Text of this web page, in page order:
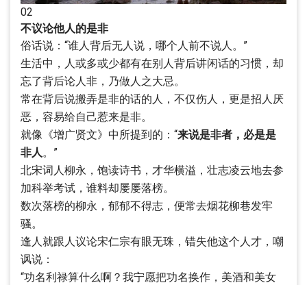
02
不议论他人的是非
俗话说：“谁人背后无人说，哪个人前不说人。”
生活中，人或多或少都有在别人背后讲闲话的习惯，却
忘了背后论人非，乃做人之大忌。
常在背后说搬弄是非的话的人，不仅伤人，更是招人厌
恶，容易给自己惹来是非。
就像《增广贤文》中所提到的：“来说是非者，必是是
非人。”
北宋词人柳永，饱读诗书，才华横溢，壮志凌云地去参
加科举考试，谁料却屡屡落榜。
数次落榜的柳永，郁郁不得志，便常去烟花柳巷发牢
骚。
逢人就跟人议论宋仁宗有眼无珠，错失他这个人才，嘲
讽说：
“功名利禄算什么啊？我宁愿把功名换作，美酒和美女